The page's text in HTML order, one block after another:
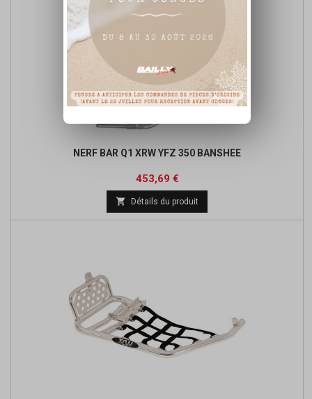
NERF BAR Q1 XRW YFZ 350 BANSHEE
Prix
453,69 €Prix
de
base
 Détails du produit